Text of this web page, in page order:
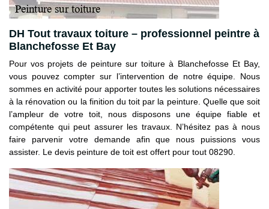
DH Tout travaux toiture – professionnel peintre à
Blanchefosse Et Bay
Pour vos projets de peinture sur toiture à Blanchefosse Et Bay,
vous pouvez compter sur l’intervention de notre équipe. Nous
sommes en activité pour apporter toutes les solutions nécessaires
à la rénovation ou la finition du toit par la peinture. Quelle que soit
l’ampleur de votre toit, nous disposons une équipe fiable et
compétente qui peut assurer les travaux. N’hésitez pas à nous
faire parvenir votre demande afin que nous puissions vous
assister. Le devis peinture de toit est offert pour tout 08290.